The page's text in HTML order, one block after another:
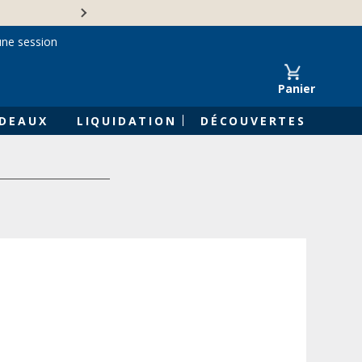
Panier
LIQUIDATION DÉCOUVERTES
session